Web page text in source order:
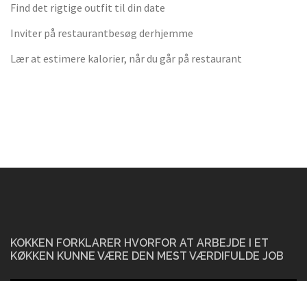
Find det rigtige outfit til din date
Inviter på restaurantbesøg derhjemme
Lær at estimere kalorier, når du går på restaurant
KOKKEN FORKLARER HVORFOR AT ARBEJDE I ET
KØKKEN KUNNE VÆRE DEN MEST VÆRDIFULDE JOB